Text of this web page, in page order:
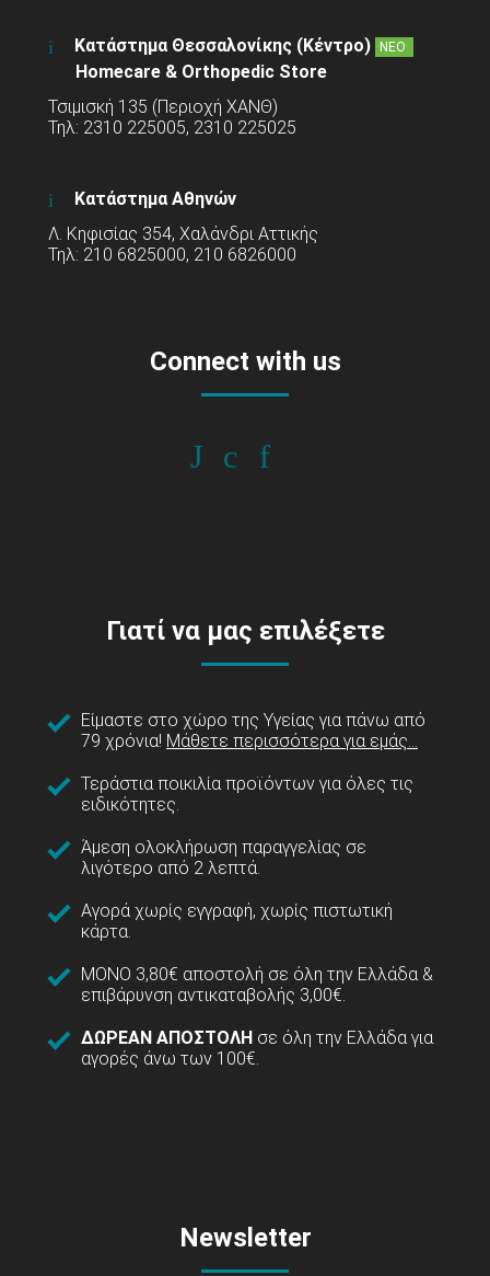
Κατάστημα Θεσσαλονίκης (Κέντρο) ΝΕΟ
Homecare & Orthopedic Store
Τσιμισκή 135 (Περιοχή ΧΑΝΘ)
Τηλ: 2310 225005, 2310 225025
Κατάστημα Αθηνών
Λ. Κηφισίας 354, Χαλάνδρι Αττικής
Τηλ: 210 6825000, 210 6826000
Connect with us
Γιατί να μας επιλέξετε
Είμαστε στο χώρο της Υγείας για πάνω από
79 χρόνια! Μάθετε περισσότερα για εμάς...
Τεράστια ποικιλία προϊόντων για όλες τις
ειδικότητες.
Άμεση ολοκλήρωση παραγγελίας σε
λιγότερο από 2 λεπτά.
Αγορά χωρίς εγγραφή, χωρίς πιστωτική
κάρτα.
ΜΟΝΟ 3,80€ αποστολή σε όλη την Ελλάδα &
επιβάρυνση αντικαταβολής 3,00€.
ΔΩΡΕΑΝ ΑΠΟΣΤΟΛΗ σε όλη την Ελλάδα για
αγορές άνω των 100€.
Newsletter